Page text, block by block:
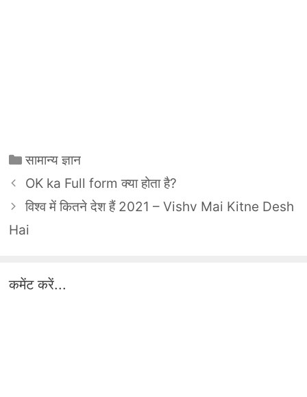
Categories
सामान्य ज्ञान
OK ka Full form क्या होता है?
विश्‍व में कितने देश हैं 2021 – Vishv Mai Kitne Desh
Hai
कमेंट करें...